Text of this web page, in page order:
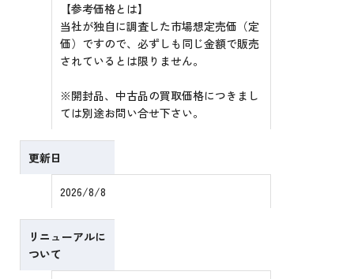
【参考価格とは】
当社が独自に調査した市場想定売価（定
価）ですので、必ずしも同じ金額で販売
されているとは限りません。
※開封品、中古品の買取価格につきまし
ては別途お問い合せ下さい。
更新日
2026/8/8
リニューアルに
ついて